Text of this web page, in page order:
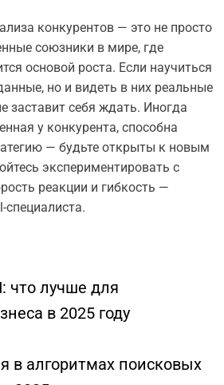
конкурентов — это не просто
союзники в мире, где
основой роста. Если научиться
но и видеть в них реальные
заставит себя ждать. Иногда
у конкурента, способна
— будьте открыты к новым
экспериментировать с
реакции и гибкость —
что лучше для
в 2025 году
в алгоритмах поисковых